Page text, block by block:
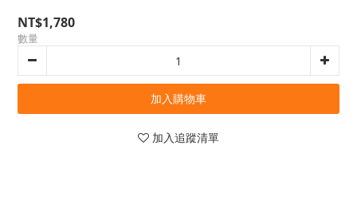
NT$1,780
數量
加入購物車
加入追蹤清單